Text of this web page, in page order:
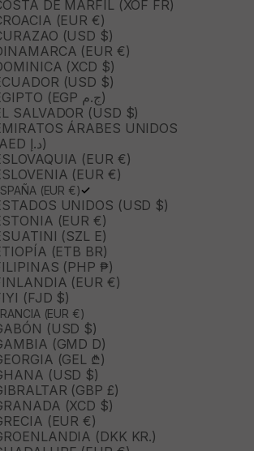
DE MARFIL (XOF FR)
(EUR €)
(USD $)
(EUR €)
(XCD $)
(USD $)
EGIPTO (EGP ج.م)
SALVADOR (USD $)
ÁRABES UNIDOS
(AED د.إ)
(EUR €)
(EUR €)
(EUR €)
UNIDOS (USD $)
(EUR €)
(SZL E)
(ETB BR)
(PHP ₱)
(EUR €)
(FJD $)
(EUR €)
(USD $)
(GMD D)
(GEL ₾)
(USD $)
(GBP £)
(XCD $)
(EUR €)
(DKK KR.)